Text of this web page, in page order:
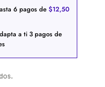
6 pagos de $12,50
a ti 3 pagos de